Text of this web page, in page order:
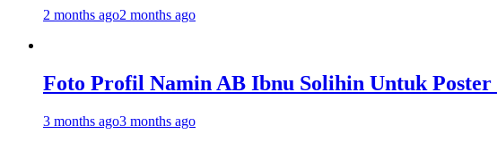
2 months ago2 months ago
Foto Profil Namin AB Ibnu Solihin Untuk Poster
3 months ago3 months ago